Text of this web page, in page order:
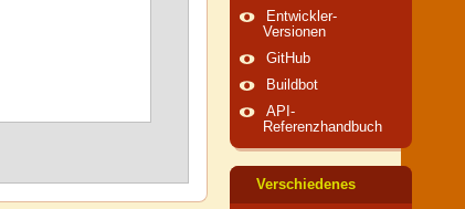
Entwickler-
Versionen
GitHub
Buildbot
API-
Referenzhandbuch
Verschiedenes